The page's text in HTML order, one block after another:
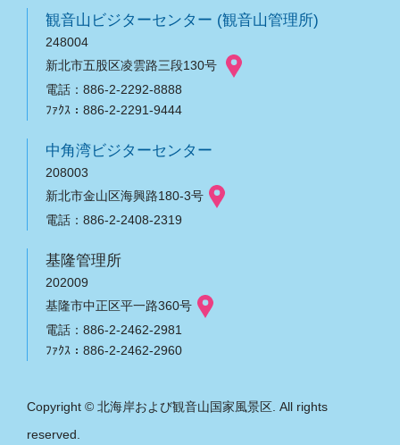
観音山ビジターセンター (観音山管理所)
248004
新北市五股区凌雲路三段130号
電話：886-2-2292-8888
ﾌｧｸｽ：886-2-2291-9444
中角湾ビジターセンター
208003
新北市金山区海興路180-3号
電話：886-2-2408-2319
基隆管理所
202009
基隆市中正区平一路360号
電話：886-2-2462-2981
ﾌｧｸｽ：886-2-2462-2960
Copyright © 北海岸および観音山国家風景区. All rights
reserved.